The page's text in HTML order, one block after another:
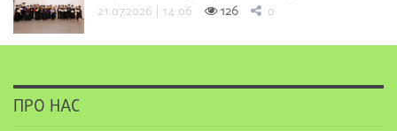
21.07.2026 | 14:06 126 0
ПРО НАС